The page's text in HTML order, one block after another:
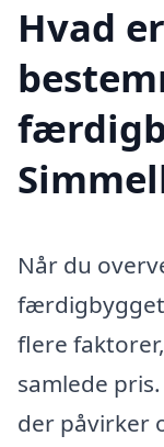
Hvad
Når du
flere
samlede
der påvirker